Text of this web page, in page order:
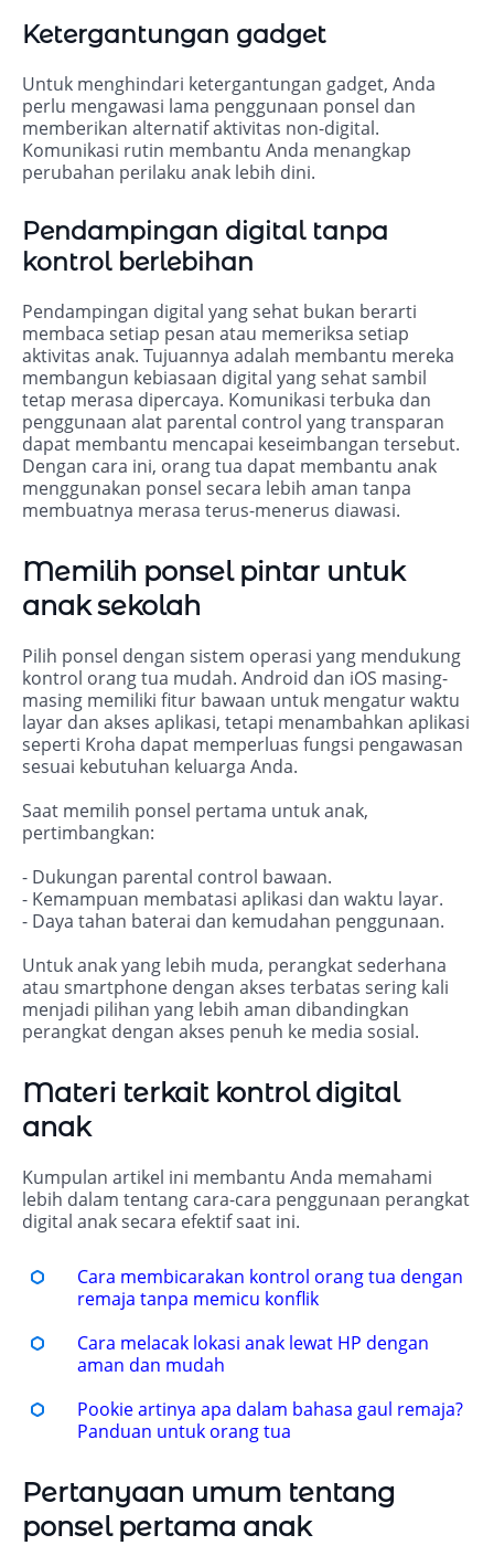
Ketergantungan gadget
Untuk menghindari ketergantungan gadget, Anda
perlu mengawasi lama penggunaan ponsel dan
memberikan alternatif aktivitas non-digital.
Komunikasi rutin membantu Anda menangkap
perubahan perilaku anak lebih dini.
Pendampingan digital tanpa
kontrol berlebihan
Pendampingan digital yang sehat bukan berarti
membaca setiap pesan atau memeriksa setiap
aktivitas anak. Tujuannya adalah membantu mereka
membangun kebiasaan digital yang sehat sambil
tetap merasa dipercaya. Komunikasi terbuka dan
penggunaan alat parental control yang transparan
dapat membantu mencapai keseimbangan tersebut.
Dengan cara ini, orang tua dapat membantu anak
menggunakan ponsel secara lebih aman tanpa
membuatnya merasa terus-menerus diawasi.
Memilih ponsel pintar untuk
anak sekolah
Pilih ponsel dengan sistem operasi yang mendukung
kontrol orang tua mudah. Android dan iOS masing-
masing memiliki fitur bawaan untuk mengatur waktu
layar dan akses aplikasi, tetapi menambahkan aplikasi
seperti Kroha dapat memperluas fungsi pengawasan
sesuai kebutuhan keluarga Anda.
Saat memilih ponsel pertama untuk anak,
pertimbangkan:
- Dukungan parental control bawaan.
- Kemampuan membatasi aplikasi dan waktu layar.
- Daya tahan baterai dan kemudahan penggunaan.
Untuk anak yang lebih muda, perangkat sederhana
atau smartphone dengan akses terbatas sering kali
menjadi pilihan yang lebih aman dibandingkan
perangkat dengan akses penuh ke media sosial.
Materi terkait kontrol digital
anak
Kumpulan artikel ini membantu Anda memahami
lebih dalam tentang cara-cara penggunaan perangkat
digital anak secara efektif saat ini.
Cara membicarakan kontrol orang tua dengan
remaja tanpa memicu konflik
Cara melacak lokasi anak lewat HP dengan
aman dan mudah
Pookie artinya apa dalam bahasa gaul remaja?
Panduan untuk orang tua
Pertanyaan umum tentang
ponsel pertama anak